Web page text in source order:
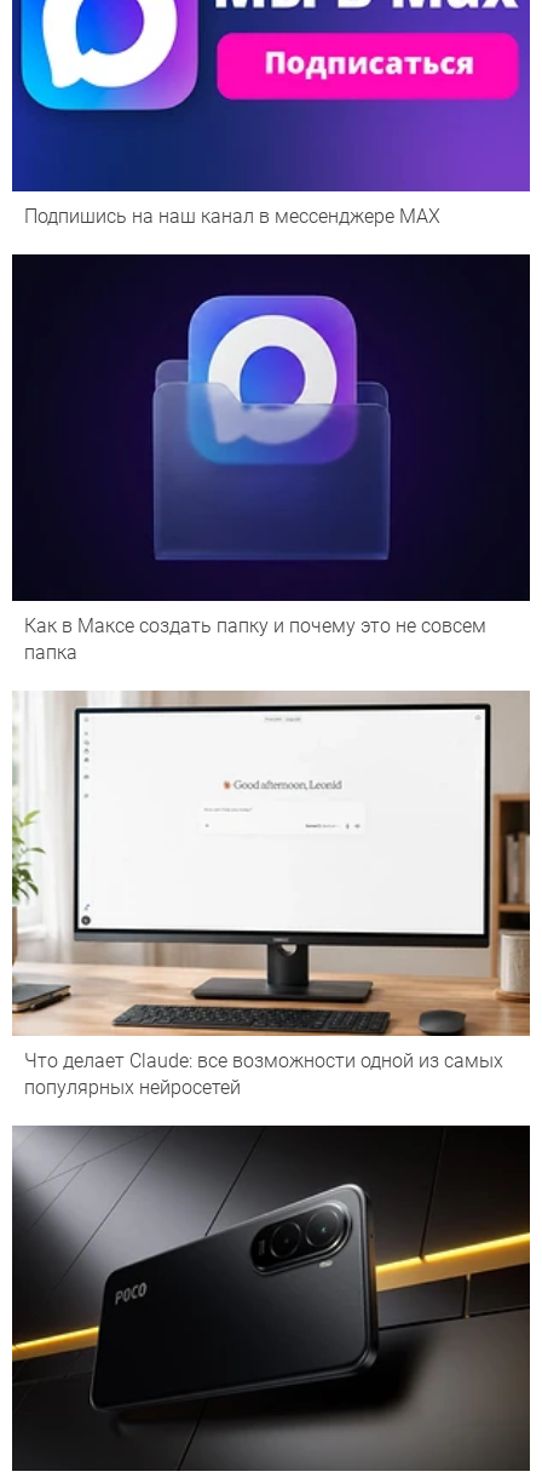
Подпишись на наш канал в мессенджере МАХ
Как в Максе создать папку и почему это не совсем
папка
Что делает Сlaude: все возможности одной из самых
популярных нейросетей